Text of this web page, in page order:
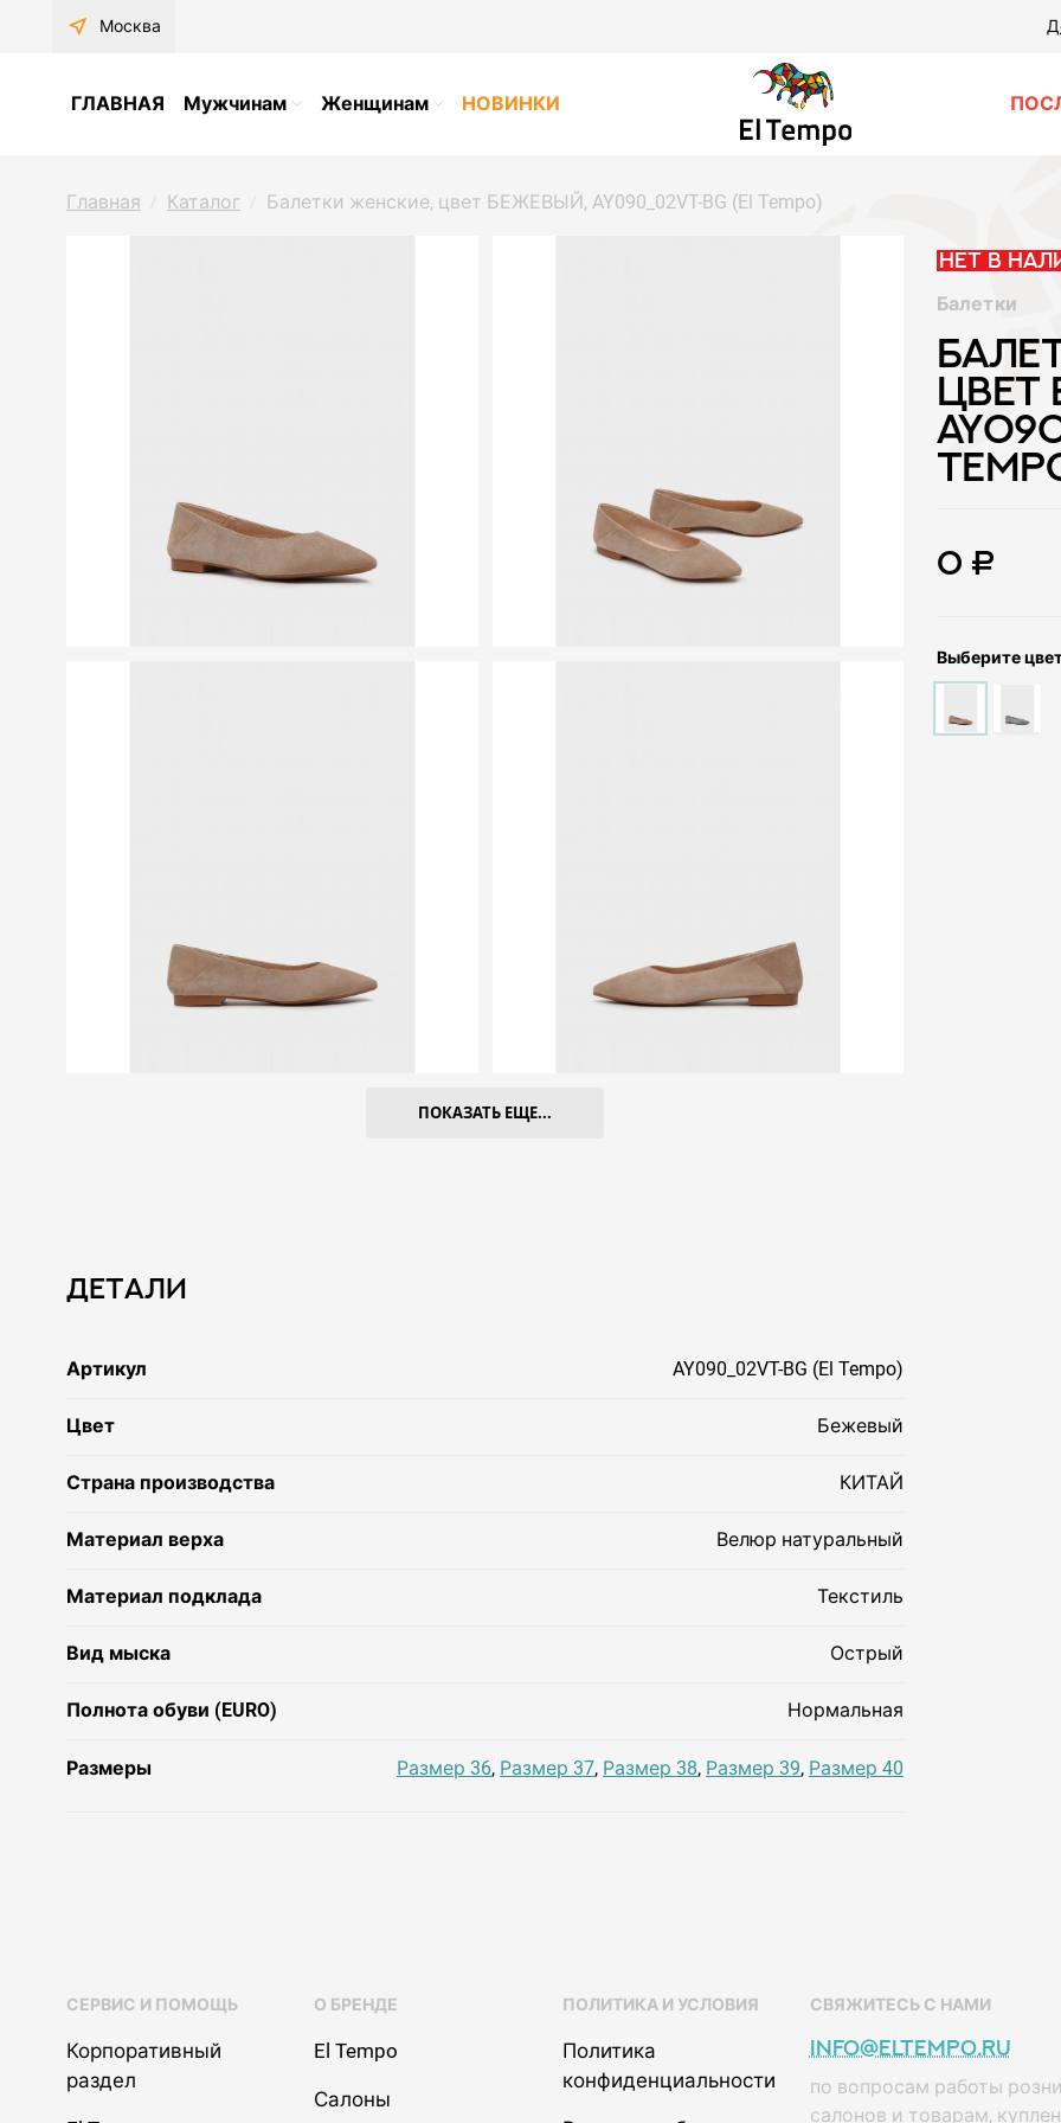
near_me Москва
ГЛАВНАЯ Мужчинам Женщинам НОВИНКИ
Главная Каталог Балетки женские, цвет БЕЖЕВЫЙ, AY090_02VT-BG (El Tempo)
ПОКАЗАТЬ ЕЩЕ...
Детали
Артикул AY090_02VT-BG (El Tempo)
Цвет Бежевый
Страна производства КИТАЙ
Материал верха Велюр натуральный
Материал подклада Текстиль
Вид мыска Острый
Полнота обуви (EURO) Нормальная
Размеры Размер 36, Размер 37, Размер 38, Размер 39, Размер 40
Нет в
Балетки
ЦВЕТ
0 ₽
Выберите
СЕРВИС И ПОМОЩЬ
Корпоративный
раздел
О БРЕНДЕ
El Tempo
Салоны
ПОЛИТИКА И УСЛОВИЯ
Политика
конфиденциальности
СВЯЖИТЕСЬ С НАМИ
info@eltempo.ru
по вопросам работы
салонов и товарам,